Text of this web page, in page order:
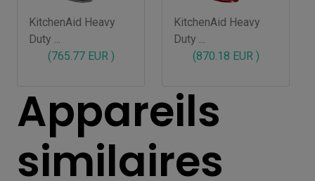
KitchenAid Heavy
Duty ...
(765.77 EUR )
KitchenAid Heavy
Duty ...
(870.18 EUR )
Appareils
similaires